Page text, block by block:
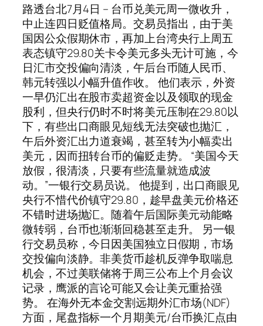
路透台北7月4日 – 台币兑美元周一微收升，
中止连四日贬值格局。交易员指出，由于美
国因公众假期休市，再加上台湾央行上周五
表态镇守29.80关卡令美元多头无计可施，今
日汇市交投偏向清淡，午后台币随人民币、
韩元转强以小幅升值作收。 他们表示，外资
一早仍汇出在股市卖超资金以及领取的现金
股利，但央行仍时不时将美元压制在29.80以
下，有些出口商眼见短线无法突破也抛汇，
午后外资汇出力道衰竭，甚至转为小幅卖出
美元，因而扭转台币的偏贬走势。 “美国今天
放假，很清淡，只要有些流量就造成波
动。”一银行交易员说。 他提到，出口商眼见
央行不惜代价镇守29.80，趁早盘美元价格还
不错时进场抛汇。随着午后国际美元动能略
微转弱，台币也渐渐回稳甚至走升。 另一银
行交易员称，今日因美国独立日假期，市场
交投偏向淡静。非美货币趁机反弹争取喘息
机会，不过美联储将于周三公布上个月会议
记录，鹰派的言论可能又会让美元重拾强
势。 在海外无本金交割远期外汇市场(NDF)
方面，尾盘指标一个月期美元/台币换汇点由